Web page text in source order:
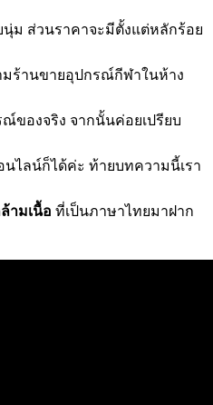
ม ส่วนราคาจะมีตั้งแต่หลักร้อย
มร้านขายอุปกรณ์กีฬาในห้าง
ของจริง จากนั้นค่อยเปรียบ
ไลน์ก็ได้ค่ะ ท้ายบทความนี้เรา
ามเนื้อ ที่เป็นภาษาไทยมาฝาก